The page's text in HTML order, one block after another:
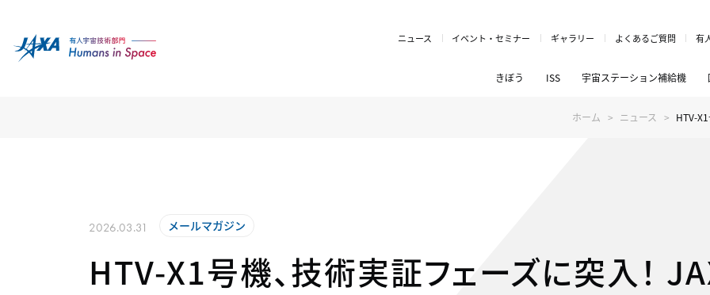
ニュース イベント・セミナー ギャラリー よくあるご質問 有
きぼう ISS 宇宙ステーション補給機
ホーム ニュース HTV-
2026.03.31 メールマガジン
HTV-X1号機、技術実証フェーズに突入！